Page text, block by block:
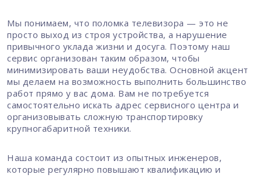
Мы понимаем, что поломка телевизора — это не
просто выход из строя устройства, а нарушение
привычного уклада жизни и досуга. Поэтому наш
сервис организован таким образом, чтобы
минимизировать ваши неудобства. Основной акцент
мы делаем на возможность выполнить большинство
работ прямо у вас дома. Вам не потребуется
самостоятельно искать адрес сервисного центра и
организовывать сложную транспортировку
крупногабаритной техники.
Наша команда состоит из опытных инженеров,
которые регулярно повышают квалификацию и